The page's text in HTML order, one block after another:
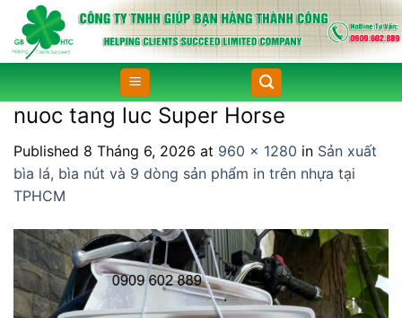
Skip
content
nuoc tang luc Super Horse
Published 8 Tháng 6, 2026 at 960 × 1280 in Sản xuất
bìa lá, bìa nút và 9 dòng sản phẩm in trên nhựa tại
TPHCM